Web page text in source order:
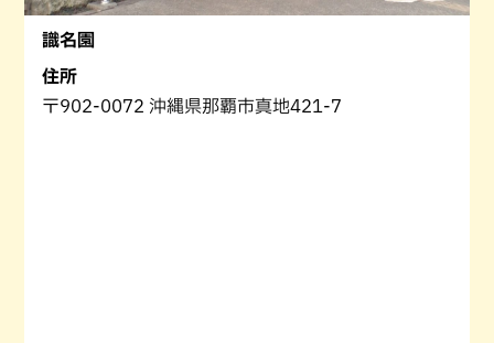
識名園
住所
〒902-0072 沖縄県那覇市真地421-7